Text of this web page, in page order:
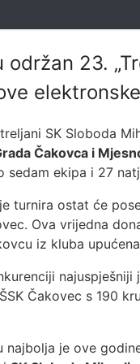
održan 23.
SK Sloboda
Čakovca i
sedam ekipa i 27
turnira ostat će
Ova vrijedna
iz kluba
najuspješniji
Čakovec s 190
najbolja je ove